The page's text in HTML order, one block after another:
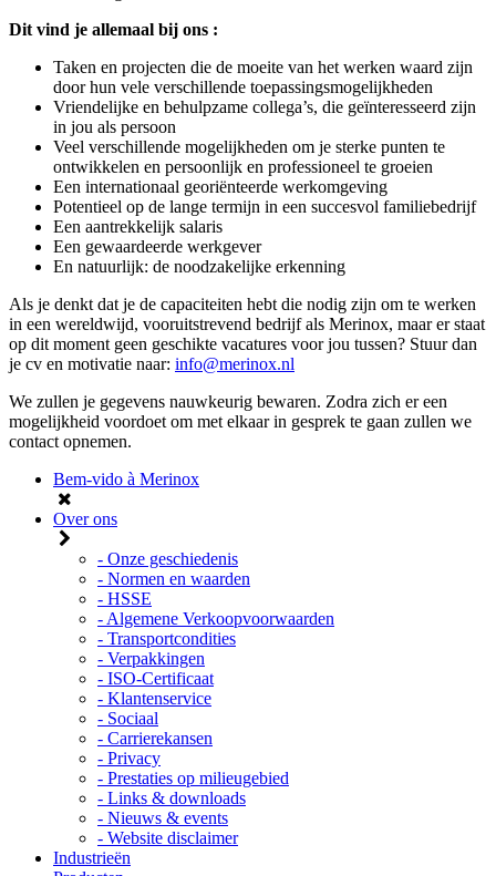
Dit vind je allemaal bij ons :
Taken en projecten die de moeite van het werken waard zijn
door hun vele verschillende toepassingsmogelijkheden
Vriendelijke en behulpzame collega’s, die geïnteresseerd zijn
in jou als persoon
Veel verschillende mogelijkheden om je sterke punten te
ontwikkelen en persoonlijk en professioneel te groeien
Een internationaal georiënteerde werkomgeving
Potentieel op de lange termijn in een succesvol familiebedrijf
Een aantrekkelijk salaris
Een gewaardeerde werkgever
En natuurlijk: de noodzakelijke erkenning
Als je denkt dat je de capaciteiten hebt die nodig zijn om te werken
in een wereldwijd, vooruitstrevend bedrijf als Merinox, maar er staat
op dit moment geen geschikte vacatures voor jou tussen? Stuur dan
je cv en motivatie naar: info@merinox.nl
We zullen je gegevens nauwkeurig bewaren. Zodra zich er een
mogelijkheid voordoet om met elkaar in gesprek te gaan zullen we
contact opnemen.
Bem-vido à Merinox
Over ons
- Onze geschiedenis
- Normen en waarden
- HSSE
- Algemene Verkoopvoorwaarden
- Transportcondities
- Verpakkingen
- ISO-Certificaat
- Klantenservice
- Sociaal
- Carrierekansen
- Privacy
- Prestaties op milieugebied
- Links & downloads
- Nieuws & events
- Website disclaimer
Industrieën